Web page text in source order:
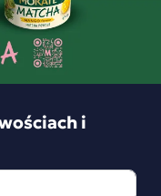
1 kg, profil
1 kg do
Sidamo - 1kg,
owocową
i